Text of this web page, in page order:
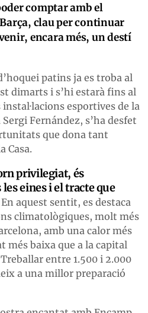
comptar amb el
clau per continuar
encara més, un destí
patins ja es troba al
dimarts i s’hi estarà fins al
esportives de la
Fernández, s’ha desfet
que dona tant
Casa.
privilegiat, és
eines i el tracte que
aquest sentit, es destaca
climatològiques, molt més
amb una calor més
més baixa que a la capital
entre 1.500 i 2.000
a una millor preparació